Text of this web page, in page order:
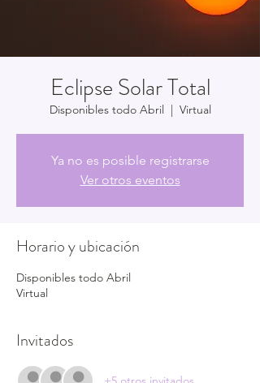
Eclipse Solar Total
Disponibles todo Abril
  |
Virtual
Ya no es posible registrarse
Ver otros eventos
Horario y ubicación
Disponibles todo Abril
Virtual
Invitados